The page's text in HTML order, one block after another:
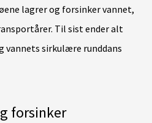
lagrer og forsinker vannet,
Til sist ender alt
vannets sirkulære runddans
forsinker